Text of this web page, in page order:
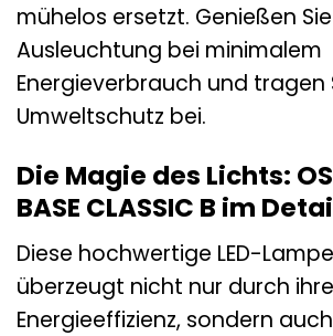
mühelos ersetzt. Genießen
Ausleuchtung bei minimalem
Energieverbrauch und tragen
Umweltschutz bei.
Die Magie des Lichts:
BASE CLASSIC B im
Diese hochwertige LED-
überzeugt nicht nur durch ihre
Energieeffizienz, sondern